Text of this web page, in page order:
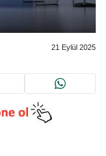
21 Eylül 2025